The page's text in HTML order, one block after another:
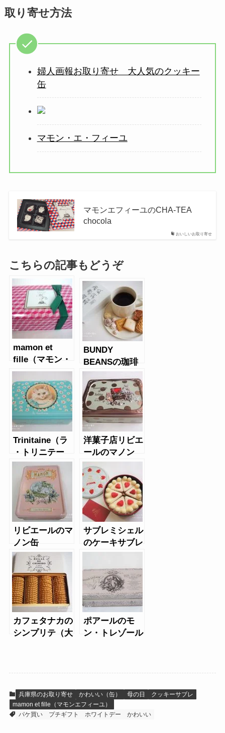
取り寄せ方法
婦人画報お取り寄せ 大人気のクッキー
缶
マモン・エ・フィーユ
おいしいお取り寄せ
マモンエフィーユのCHA-TEA
chocola
こちらの記事もどうぞ
mamon et
fille（マモン・
エ・フィーユ）
のジンジャーサ
ブレ
BUNDY
BEANSの珈琲
のともだちお菓
子詰め合わせ缶
Trinitaine（ラ
・トリニテー
ヌ）のアニマル
缶クッキー
洋菓子店リビエ
ールのマノン
（猫缶）
リビエールのマ
ノン缶
サブレミシェル
のケーキサブレ
カフェタナカの
シンプリテ（大
ポアールのモ
ン・トレゾール
兵庫県のお取り寄せ かわいい（缶） 母の日
クッキーサブレ
mamon et fille（マモンエフィーユ）
パケ買い
プチギフト ホワイトデー かわいい